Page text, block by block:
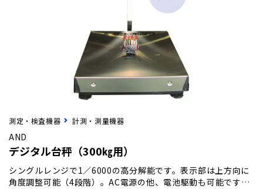
測定・検査機器 計測・測量機器
AND
デジタル台秤（300㎏用）
シングルレンジで1／6000の高分解能です。表示部は上方向に
角度調整可能（4段階）。AC電源の他、電池駆動も可能です